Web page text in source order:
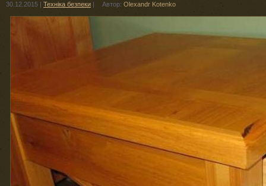
30.12.2015 | Техніка безпеки | Автор: Olexandr Kotenko